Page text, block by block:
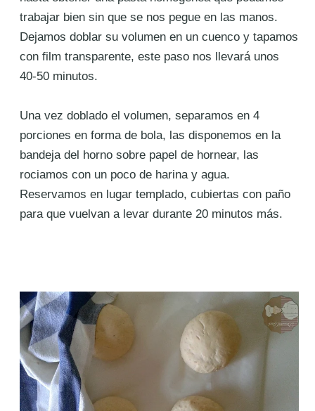
trabajar bien sin que se nos pegue en las manos.
Dejamos doblar su volumen en un cuenco y tapamos
con film transparente, este paso nos llevará unos
40-50 minutos.
Una vez doblado el volumen, separamos en 4
porciones en forma de bola, las disponemos en la
bandeja del horno sobre papel de hornear, las
rociamos con un poco de harina y agua.
Reservamos en lugar templado, cubiertas con paño
para que vuelvan a levar durante 20 minutos más.